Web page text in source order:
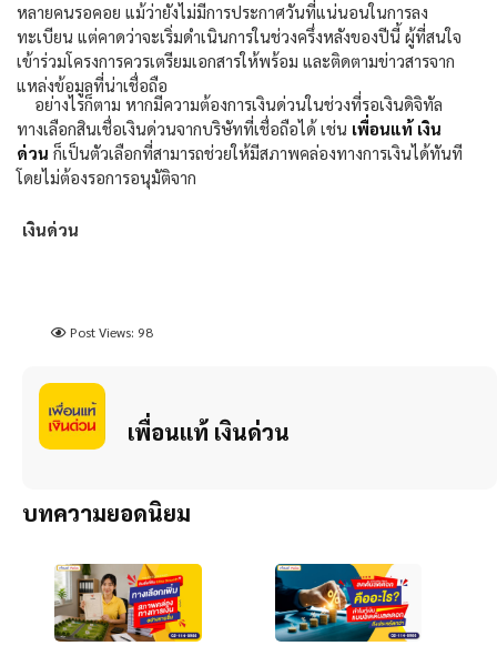
หลายคนรอคอย แม้ว่ายังไม่มีการประกาศวันที่แน่นอนในการลง
ทะเบียน แต่คาดว่าจะเริ่มดำเนินการในช่วงครึ่งหลังของปีนี้ ผู้ที่สนใจ
เข้าร่วมโครงการควรเตรียมเอกสารให้พร้อม และติดตามข่าวสารจาก
แหล่งข้อมูลที่น่าเชื่อถือ
อย่างไรก็ตาม หากมีความต้องการเงินด่วนในช่วงที่รอเงินดิจิทัล
ทางเลือกสินเชื่อเงินด่วนจากบริษัทที่เชื่อถือได้ เช่น เพื่อนแท้ เงิน
ด่วน ก็เป็นตัวเลือกที่สามารถช่วยให้มีสภาพคล่องทางการเงินได้ทันที
โดยไม่ต้องรอการอนุมัติจาก
เงินด่วน
Post Views: 98
เพื่อนแท้ เงินด่วน
บทความยอดนิยม